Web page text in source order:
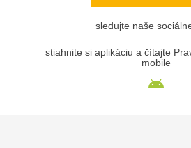
sledujte naše
stiahnite si aplikáciu a čítajte
mobile